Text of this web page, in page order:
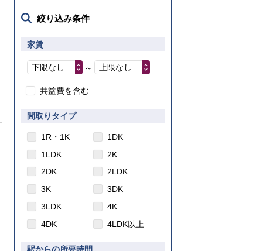
絞り込み条件
家賃
下限なし ～ 上限なし
共益費を含む
間取りタイプ
1R・1K
1DK
1LDK
2K
2DK
2LDK
3K
3DK
3LDK
4K
4DK
4LDK以上